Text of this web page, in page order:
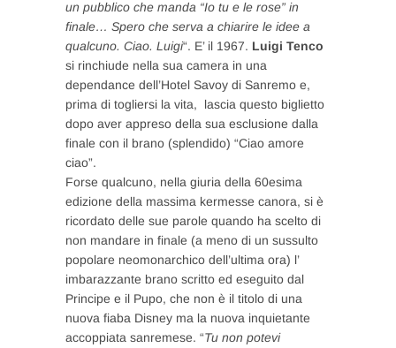
un pubblico che manda “Io tu e le rose” in
finale… Spero che serva a chiarire le idee a
qualcuno. Ciao. Luigi“. E’ il 1967. Luigi Tenco
si rinchiude nella sua camera in una
dependance dell’Hotel Savoy di Sanremo e,
prima di togliersi la vita, lascia questo biglietto
dopo aver appreso della sua esclusione dalla
finale con il brano (splendido) “Ciao amore
ciao”.
Forse qualcuno, nella giuria della 60esima
edizione della massima kermesse canora, si è
ricordato delle sue parole quando ha scelto di
non mandare in finale (a meno di un sussulto
popolare neomonarchico dell’ultima ora) l’
imbarazzante brano scritto ed eseguito dal
Principe e il Pupo, che non è il titolo di una
nuova fiaba Disney ma la nuova inquietante
accoppiata sanremese. “Tu non potevi